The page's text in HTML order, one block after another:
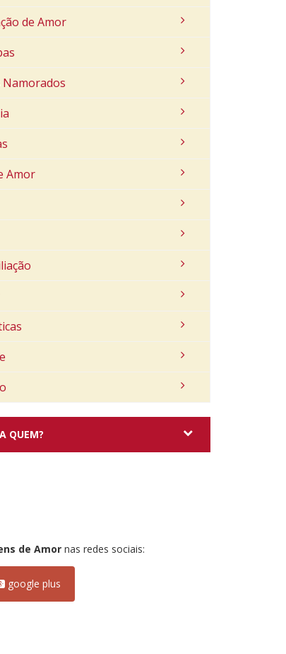
de Amor
Namorados
Amor
QUEM?
de Amor nas redes sociais:
google plus